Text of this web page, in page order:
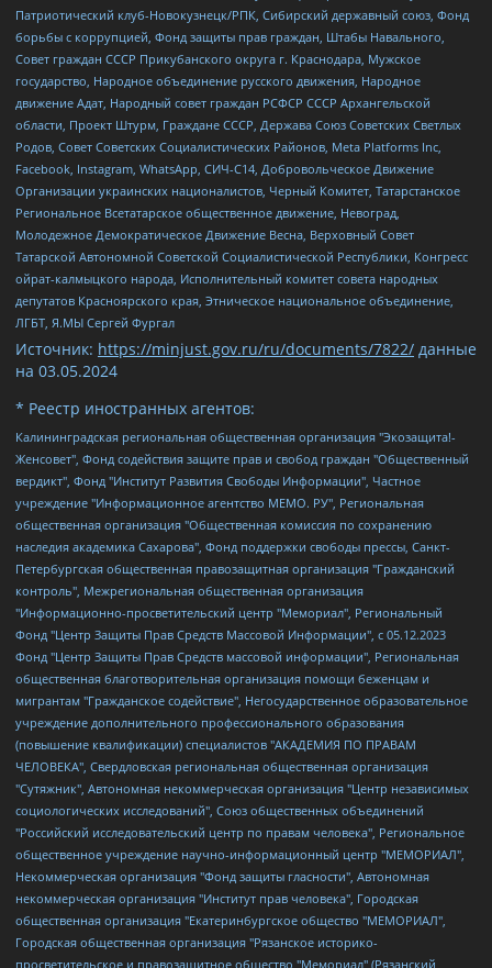
Патриотический клуб-Новокузнецк/РПК, Сибирский державный союз, Фонд
борьбы с коррупцией, Фонд защиты прав граждан, Штабы Навального,
Совет граждан СССР Прикубанского округа г. Краснодара, Мужское
государство, Народное объединение русского движения, Народное
движение Адат, Народный совет граждан РСФСР СССР Архангельской
области, Проект Штурм, Граждане СССР, Держава Союз Советских Светлых
Родов, Совет Советских Социалистических Районов, Meta Platforms Inc,
Facebook, Instagram, WhatsApp, СИЧ-С14, Добровольческое Движение
Организации украинских националистов, Черный Комитет, Татарстанское
Региональное Всетатарское общественное движение, Невоград,
Молодежное Демократическое Движение Весна, Верховный Совет
Татарской Автономной Советской Социалистической Республики, Конгресс
ойрат-калмыцкого народа, Исполнительный комитет совета народных
депутатов Красноярского края, Этническое национальное объединение,
ЛГБТ, Я.МЫ Сергей Фургал
Источник: https://minjust.gov.ru/ru/documents/7822/ данные
на 03.05.2024
* Реестр иностранных агентов:
Калининградская региональная общественная организация "Экозащита!-Женсовет", Фонд содействия защите прав и свобод граждан "Общественный вердикт", Фонд "Институт Развития Свободы Информации", Частное учреждение "Информационное агентство МЕМО. РУ", Региональная общественная организация "Общественная комиссия по сохранению наследия академика Сахарова", Фонд поддержки свободы прессы, Санкт-Петербургская общественная правозащитная организация "Гражданский контроль", Межрегиональная общественная организация "Информационно-просветительский центр "Мемориал", Региональный Фонд "Центр Защиты Прав Средств Массовой Информации", с 05.12.2023 Фонд "Центр Защиты Прав Средств массовой информации", Региональная общественная благотворительная организация помощи беженцам и мигрантам "Гражданское содействие", Негосударственное образовательное учреждение дополнительного профессионального образования (повышение квалификации) специалистов "АКАДЕМИЯ ПО ПРАВАМ ЧЕЛОВЕКА", Свердловская региональная общественная организация "Сутяжник", Автономная некоммерческая организация "Центр независимых социологических исследований", Союз общественных объединений "Российский исследовательский центр по правам человека", Региональное общественное учреждение научно-информационный центр "МЕМОРИАЛ", Некоммерческая организация "Фонд защиты гласности", Автономная некоммерческая организация "Институт прав человека", Городская общественная организация "Екатеринбургское общество "МЕМОРИАЛ", Городская общественная организация "Рязанское историко-просветительское и правозащитное общество "Мемориал" (Рязанский Мемориал), Челябинский региональный орган общественной самодеятельности – женское общественное объединение "Женщины Евразии", Челябинский региональный орган общественной самодеятельности "Уральская правозащитная группа", Фонд содействия защите здоровья и социальной справедливости имени Андрея Рылькова, Автономная Некоммерческая Организация "Аналитический Центр Юрия Левады", Автономная некоммерческая организация социальной поддержки населения "Проект Апрель", Региональная общественная организация помощи женщинам и детям, находящимся в кризисной ситуации "Информационно-методический центр "Анна", Фонд содействия развитию массовых коммуникаций и правовому просвещению "Так-так-Так", Фонд содействия устойчивому развитию "Серебряная тайга", Свердловский региональный общественный фонд социальных проектов "Новое время", "Idel.Реалии", Кавказ.Реалии, Крым.Реалии, Телеканал Настоящее Время, Татаро-башкирская служба Радио Свобода (Azatliq Radiosi), Радио Свободная Европа/Радио Свобода (PCE/PC), "Сибирь.Реалии", "Фактограф", Благотворительный фонд помощи осужденным и их семьям, Автономная некоммерческая организация "Институт глобализации и социальных движений", Фонд "В защиту прав заключенных", Частное учреждение "Центр поддержки и содействия развитию средств массовой информации", Пензенский региональный общественный благотворительный фонд "Гражданский союз", "Север.Реалии", Некоммерческая организация Фонд "Правовая инициатива", Общество с ограниченной ответственностью "Радио Свободная Европа/Радио Свобода", Чешское информационное агентство "MEDIUM-ORIENT", Красноярская региональная общественная организация "Мы против СПИДа", Камалягин Денис Николаевич, Маркелов Сергей Евгеньевич, Пономарев Лев Александрович, Савицкая Людмила Алексеевна, Автономная некоммерческая организация "Центр по работе с проблемой насилия "НАСИЛИЮ.НЕТ", Межрегиональный профессиональный союз работников здравоохранения "Альянс врачей", Юридическое лицо, зарегистрированное в Латвийской Республике, SIA "Medusa Project" (регистрационный номер 40103797863, дата регистрации 10.06.2014), Некоммерческая организация "Фонд по борьбе с коррупцией", Автономная некоммерческая организация "Институт права и публичной политики", Баданин Роман Сергеевич, Гликин Максим Александрович, Железнова Мария Михайловна, Лукьянова Юлия Сергеевна, Маетная Елизавета Витальевна, Маняхин Петр Борисович, Чуракова Ольга Владимировна, Ярош Юлия Петровна, Юридическое лицо "The Insider SIA", зарегистрированное в Риге, Латвийская Республика (дата регистрации 26.06.2015), являющееся администратором доменного имени интернет-издания "The Insider SIA", https://theins.ru, Постернак Алексей Евгеньевич, Рубин Михаил Аркадьевич, Анин Роман Александрович, Юридическое лицо Istories fonds, зарегистрированное в Латвийской Республике (регистрационный номер 50008295751, дата регистрации 24.02.2020), Великовский Дмитрий Александрович, Долинина Ирина Николаевна, Мароховская Алеся Алексеевна, Шлейнов Роман Юрьевич, Шмагун Олеся Валентиновна, Общество с ограниченной ответственностью "Альтаир 2021", Общество с ограниченной ответственностью "Вега 2021", Общество с ограниченной ответственностью "Главный редактор 2021", Общество с ограниченной ответственностью "Ромашки монолит", Важенков Артем Валерьевич, Ивановская областная общественная организация "Центр гендерных исследований", Гурман Юрий Альбертович, Медиапроект "ОВД-Инфо", Егоров Владимир Владимирович, Жилинский Владимир Александрович, Общество с ограниченной ответственностью "ЗП", Иванова София Юрьевна, Карезина Инна Павловна, Кильтау Екатерина Викторовна, Петров Алексей Викторович, Пискунов Сергей Евгеньевич, Смирнов Сергей Сергеевич, Тихонов Михаил Сергеевич, Общество с ограниченной ответственностью "ЖУРНАЛИСТ-ИНОСТРАННЫЙ АГЕНТ", Арапова Галина Юрьевна, Вольтская Татьяна Анатольевна, Американская компания "Mason G.E.S. Anonymous Foundation" (США), являющаяся владельцем интернет-издания https://mnews.world/, Компания "Stichting Bellingcat", зарегистрированная в Нидерландах (дата регистрации 11.07.2018), Захаров Андрей Вячеславович, Клепиковская Екатерина Дмитриевна, Общество с ограниченной ответственностью "МЕМО", Перл Роман Александрович, Симонов Евгений Алексеевич, Соловьева Елена Анатольевна, Сотников Даниил Владимирович, Сурначева Елизавета Дмитриевна, Автономная некоммерческая организация по защите прав человека и информированию населения "Якутия – Наше Мнение", Общество с ограниченной ответственностью "Москоу диджитал медиа", с 26.01.2023 Общество с ограниченной ответственностью "Чайка Белые сады", Ветошкина Валерия Валерьевна, Заговора Максим Александрович, Межрегиональное общественное движение "Российская ЛГБТ - сеть", Оленичев Максим Владимирович, Павлов Иван Юрьевич, Скворцова Елена Сергеевна, Общество с ограниченной ответственностью "Как бы инагент", Кочетков Игорь Викторович, Общество с ограниченной ответственностью "Честные выборы", Еланчик Олег Александрович, Общество с ограниченной ответственностью "Нобелевский призыв", Гималова Регина Эмилевна, Григорьев Андрей Валерьевич, Григорьева Алина Александровна, Ассоциация по содействию защите прав призывников, альтернативнослужащих и военнослужащих "Правозащитная группа "Гражданин.Армия.Право", Хисамова Регина Фаритовна, Автономная некоммерческая организация по реализации социально-правовых программ "Лилит", Дальневосточное общественное движение "Маяк", Санкт-Петербургская ЛГБТ-инициативная группа "Выход", Инициативная группа ЛГБТ+ "Реверс", Алексеев Андрей Викторович, Бекбулатова Таисия Львовна, Беляев Иван Михайлович, Владыкина Елена Сергеевна, Гельман Марат Александрович, Никульшина Вероника Юрьевна, Толоконникова Надежда Андреевна, Шендерович Виктор Анатольевич, Общество с ограниченной ответственностью "Данное сообщение", Общество с ограниченной ответственностью Издательский дом "Новая глава", Айнбиндер Александра Александровна, Московский комьюнити-центр для ЛГБТ+инициатив, Благотворительный фонд развития филантропии, Deutsche Welle (Германия, Kurt-Schumacher-Strasse 3, 53113 Bonn), Борзунова Мария Михайловна, Воробьев Виктор Викторович, Голубева Анна Львовна, Константинова Алла Михайловна, Малкова Ирина Владимировна, Мурадов Мурад Абдулгалимович, Осетинская Елизавета Николаевна, Понасенков Евгений Николаевич, Ганапольский Матвей Юрьевич, Киселев Евгений Алексеевич, Борухович Ирина Григорьевна, Дремин Иван Тимофеевич, Дубровский Дмитрий Викторович, Красноярская региональная общественная организация поддержки и развития альтернативных образовательных технологий и межкультурных коммуникаций "ИНТЕРРА", Маяковская Екатерина Алексеевна, Фейгин Марк Захарович, Филимонов Андрей Викторович, Дзугкоева Регина Николаевна, Доброхотов Роман Александрович, Дудь Юрий Александрович, Елкин Сергей Владимирович, Кругликов Кирилл Игоревич, Сабунаева Мария Леонидовна, Семенов Алексей Владимирович, Шаинян Карен Багратович, Шульман Екатерина Михайловна, Асафьев Артур Валерьевич, Вахштайн Виктор Семенович, Венедиктов Алексей Алексеевич, Лушникова Екатерина Евгеньевна, Волков Леонид Михайлович, Невзоров Александр Глебович, Пархоменко Сергей Борисович, Сироткин Ярослав Николаевич, Кара-Мурза Владимир Владимирович, Баранова Наталья Владимировна, Гозман Леонид Яковлевич, Кагарлицкий Борис Юльевич, Климарев Михаил Валерьевич, Милов Владимир Станиславович, Автономная некоммерческая организация Краснодарский центр современного искусства "Типография", Моргенштерн Алишер Тагирович, Соболь Любовь Эдуардовна, Общество с ограниченной ответственностью "ЛИЗА НОРМ", Каспаров Гарри Кимович, Ходорковский Михаил Борисович, Общество с ограниченной ответственностью "Апрельские тезисы", Данилович Ирина Брониславовна, Кашин Олег Владимирович, Петров Николай Владимирович, Пивоваров Алексей Владимирович, Соколов Михаил Владимирович, Цветкова Юлия Владимировна, Чичваркин Евгений Александрович, Комитет против пыток/Команда против пыток, Общество с ограниченной ответственностью "Первый научный", Общество с ограниченной ответственностью "Вертолет и ко", Белоцерковская Вероника Борисовна, Кац Максим Евгеньевич, Лазарева Татьяна Юрьевна, Шаведдинов Руслан Табризович, Яшин Илья Валерьевич, Общество с ограниченной ответственностью "Иноагент ААВ", Алешковский Дмитрий Петрович, Альбац Евгения Марковна, Быков Дмитрий Львович, Галямина Юлия Евгеньевна, Лойко Сергей Леонидович, Мартынов Кирилл Константинович, Медведев Сергей Александрович, Крашенинников Федор Геннадиевич, Гордеева Катерина Вл